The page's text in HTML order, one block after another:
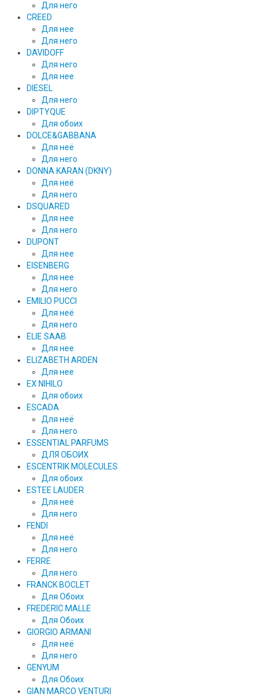
Для него
CREED
Для нее
Для него
DAVIDOFF
Для него
Для нее
DIESEL
Для него
DIPTYQUE
Для обоих
DOLCE&GABBANA
Для неё
Для него
DONNA KARAN (DKNY)
Для неё
Для него
DSQUARED
Для нее
Для него
DUPONT
Для нее
EISENBERG
Для нее
Для него
EMILIO PUCCI
Для неё
Для него
ELIE SAAB
Для нее
ELIZABETH ARDEN
Для нее
EX NIHILO
Для обоих
ESCADA
Для неё
Для него
ESSENTIAL PARFUMS
ДЛЯ ОБОИХ
ESCENTRIK MOLECULES
Для обоих
ESTEE LAUDER
Для неё
Для него
FENDI
Для неё
Для него
FERRE
Для него
FRANCK BOCLET
Для Обоих
FREDERIC MALLE
Для Обоих
GIORGIO ARMANI
Для неё
Для него
GENYUM
Для Обоих
GIAN MARCO VENTURI